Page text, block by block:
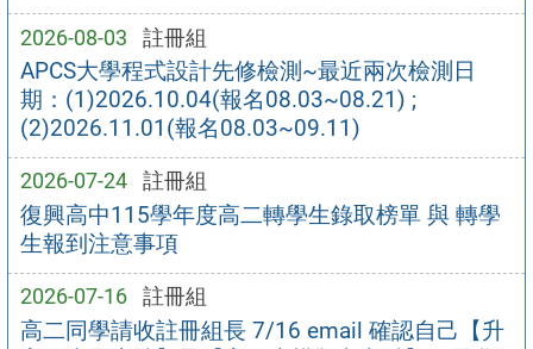
2026-08-03 註冊組
APCS大學程式設計先修檢測~最近兩次檢測日
期：(1)2026.10.04(報名08.03~08.21) ;
(2)2026.11.01(報名08.03~09.11)
2026-07-24 註冊組
復興高中115學年度高二轉學生錄取榜單 與 轉學
生報到注意事項
2026-07-16 註冊組
高二同學請收註冊組長 7/16 email 確認自己【升